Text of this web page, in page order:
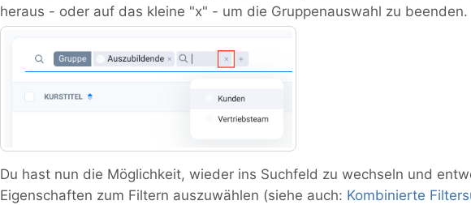
heraus - oder auf das kleine "x" - um die Gruppenauswahl zu beenden.
Du hast nun die Möglichkeit, wieder ins Suchfeld zu wechseln und
Eigenschaften zum Filtern auszuwählen (siehe auch: Kombinierte